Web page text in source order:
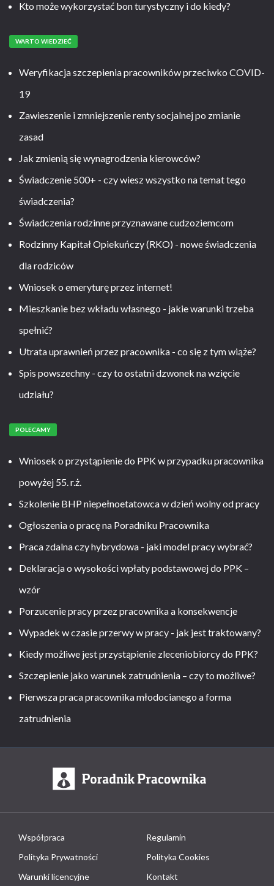
Kto może wykorzystać bon turystyczny i do kiedy?
WARTO WIEDZIEĆ
Weryfikacja szczepienia pracowników przeciwko COVID-
19
Zawieszenie i zmniejszenie renty socjalnej po zmianie
zasad
Jak zmienią się wynagrodzenia kierowców?
Świadczenie 500+ - czy wiesz wszystko na temat tego
świadczenia?
Świadczenia rodzinne przyznawane cudzoziemcom
Rodzinny Kapitał Opiekuńczy (RKO) - nowe świadczenia
dla rodziców
Wniosek o emeryturę przez internet!
Mieszkanie bez wkładu własnego - jakie warunki trzeba
spełnić?
Utrata uprawnień przez pracownika - co się z tym wiąże?
Spis powszechny - czy to ostatni dzwonek na wzięcie
udziału?
POLECAMY
Wniosek o przystąpienie do PPK w przypadku pracownika
powyżej 55. r.ż.
Szkolenie BHP niepełnoetatowca w dzień wolny od pracy
Ogłoszenia o pracę na Poradniku Pracownika
Praca zdalna czy hybrydowa - jaki model pracy wybrać?
Deklaracja o wysokości wpłaty podstawowej do PPK –
wzór
Porzucenie pracy przez pracownika a konsekwencje
Wypadek w czasie przerwy w pracy - jak jest traktowany?
Kiedy możliwe jest przystąpienie zleceniobiorcy do PPK?
Szczepienie jako warunek zatrudnienia – czy to możliwe?
Pierwsza praca pracownika młodocianego a forma
zatrudnienia
Współpraca
Regulamin
Polityka Prywatności
Polityka Cookies
Warunki licencyjne
Kontakt